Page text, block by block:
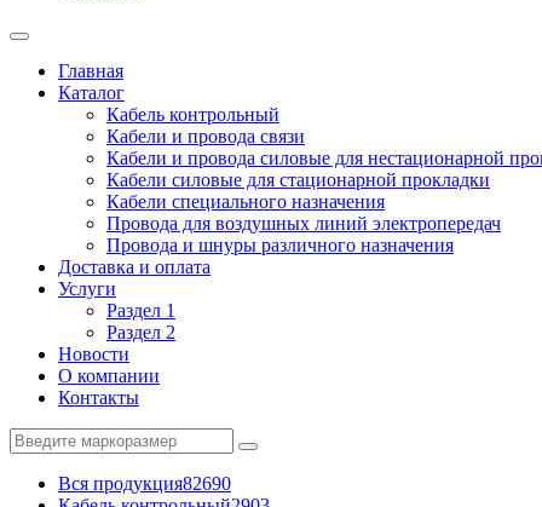
Главная
Каталог
Кабель контрольный
Кабели и провода связи
Кабели и провода силовые для нестационарной
Кабели силовые для стационарной прокладки
Кабели специального назначения
Провода для воздушных линий электропередач
Провода и шнуры различного назначения
Доставка и оплата
Услуги
Раздел 1
Раздел 2
Новости
О компании
Контакты
Вся продукция82690